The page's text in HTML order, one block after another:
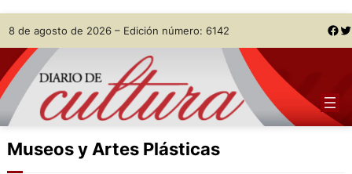
Skip
to
content
8 de agosto de 2026 – Edición número: 6142 Facebook Twitter
Museos y Artes Plásticas